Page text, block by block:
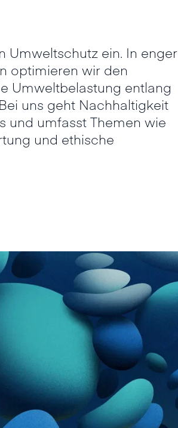
Umweltschutz ein. In enger
optimieren wir den
Umweltbelastung entlang
uns geht Nachhaltigkeit
und umfasst Themen wie
und ethische